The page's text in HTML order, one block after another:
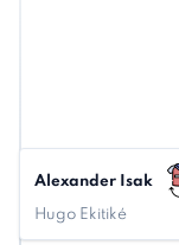
Alexander Isak
Hugo Ekitiké